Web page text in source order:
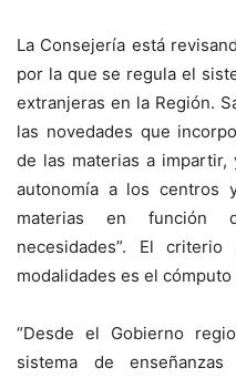
La Consejería está
por la que se regula el
extranjeras en la Región.
las novedades que
de las materias a
autonomía a los centros
materias en función
necesidades”. El
modalidades es el cómputo
“Desde el Gobierno
sistema de